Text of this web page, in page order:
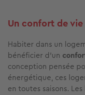
Un confort de
Habiter dans un
bénéficier d'un
conception pensée
énergétique, ces
en toutes saisons.